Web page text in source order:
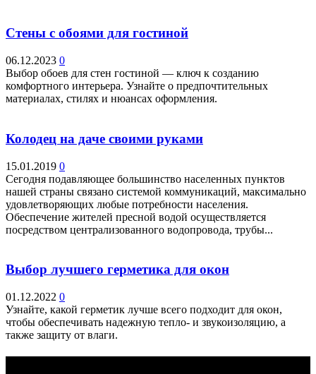
Стены с обоями для гостиной
06.12.2023 0
Выбор обоев для стен гостиной — ключ к созданию
комфортного интерьера. Узнайте о предпочтительных
материалах, стилях и нюансах оформления.
Колодец на даче своими руками
15.01.2019 0
Сегодня подавляющее большинство населенных пунктов
нашей страны связано системой коммуникаций, максимально
удовлетворяющих любые потребности населения.
Обеспечение жителей пресной водой осуществляется
посредством централизованного водопровода, трубы...
Выбор лучшего герметика для окон
01.12.2022 0
Узнайте, какой герметик лучше всего подходит для окон,
чтобы обеспечивать надежную тепло- и звукоизоляцию, а
также защиту от влаги.